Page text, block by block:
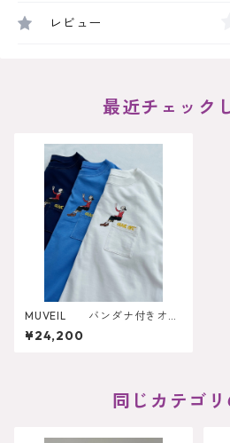
レビュー
最近チェック
MUVEIL バンダナ付きオリ
ーブプリントTシャツ
¥24,200
同じカテゴ